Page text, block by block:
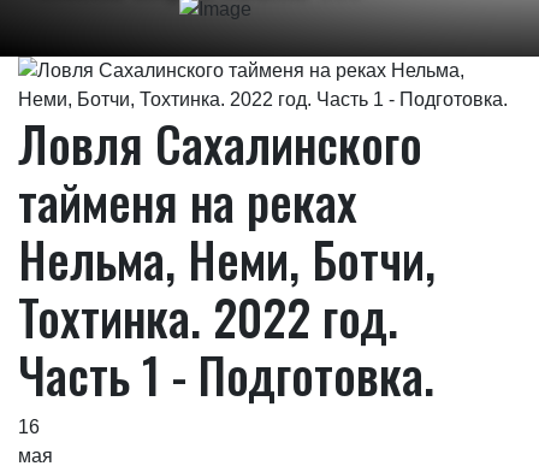
Ловля Сахалинского
тайменя на реках
Нельма, Неми, Ботчи,
Тохтинка. 2022 год.
Часть 1 - Подготовка.
16
мая